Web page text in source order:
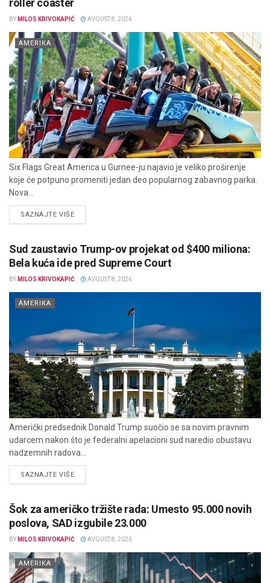
roller coaster
BY MILOS KRIVOKAPIĆ AVGUST 8, 2026
AMERIKA
Six Flags Great America u Gurnee-ju najavio je veliko proširenje
koje će potpuno promeniti jedan deo popularnog zabavnog parka.
Nova...
SAZNAJTE VIŠEDETAILS
Sud zaustavio Trump-ov projekat od $400 miliona:
Bela kuća ide pred Supreme Court
BY MILOS KRIVOKAPIĆ AVGUST 8, 2026
AMERIKA
Američki predsednik Donald Trump suočio se sa novim pravnim
udarcem nakon što je federalni apelacioni sud naredio obustavu
nadzemnih radova...
SAZNAJTE VIŠEDETAILS
Šok za američko tržište rada: Umesto 95.000 novih
poslova, SAD izgubile 23.000
BY MILOS KRIVOKAPIĆ AVGUST 8, 2026
AMERIKA